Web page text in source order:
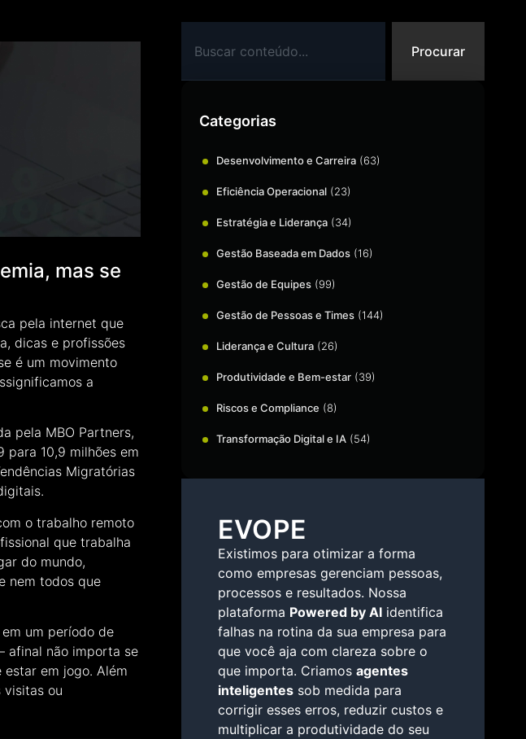
mas se
pela internet que
dicas e profissões
é um movimento
a
pela MBO Partners,
para 10,9 milhões em
Migratórias
o trabalho remoto
que trabalha
do mundo,
nem todos que
um período de
afinal não importa se
em jogo. Além
visitas ou
Procurar
Categorias
Desenvolvimento e Carreira (63)
Eficiência Operacional (23)
Estratégia e Liderança (34)
Gestão Baseada em Dados (16)
Gestão de Equipes (99)
Gestão de Pessoas e Times (144)
Liderança e Cultura (26)
Produtividade e Bem-estar (39)
Riscos e Compliance (8)
Transformação Digital e IA (54)
EVOPE
Existimos para otimizar a forma
como empresas gerenciam pessoas,
processos e resultados. Nossa
plataforma Powered by AI identifica
falhas na rotina da sua empresa para
que você aja com clareza sobre o
que importa. Criamosagentes
inteligentes sob medida para
corrigir esses erros, reduzir custos e
multiplicar a produtividade do seu